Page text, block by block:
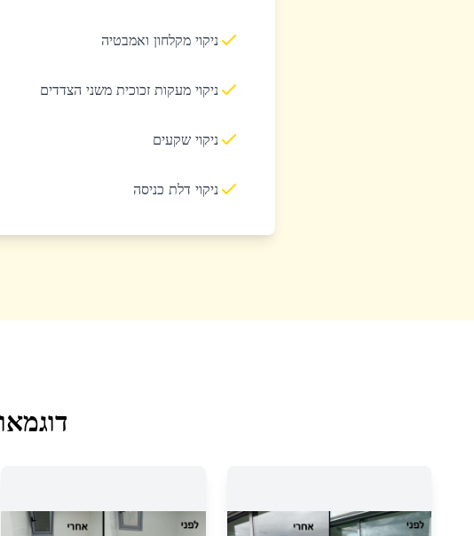
ניקוי מקלחון ואמבטיה
ניקוי מעקות זכוכית משני הצדדים
ניקוי שקעים
ניקוי דלת כניסה